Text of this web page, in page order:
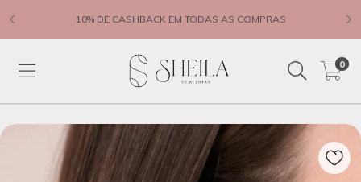
10% DE CASHBACK EM TODAS AS COMPRAS
0